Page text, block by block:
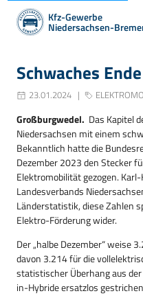
Kfz-Gewerbe
Niedersachsen-
Schwaches
23.01.2024
Großburgwedel. Das Kapitel
Niedersachsen mit einem
Bekanntlich hatte die
Dezember 2023 den Stecker
Elektromobilität gezogen.
Landesverbands
Länderstatistik, diese Zahlen
Elektro-Förderung wider.
Der „halbe Dezember“ weise
davon 3.214 für die
statistischer Überhang aus
in-Hybride ersatzlos